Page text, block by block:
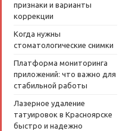
признаки и варианты
коррекции
Когда нужны
стоматологические снимки
Платформа мониторинга
приложений: что важно для
стабильной работы
Лазерное удаление
татуировок в Красноярске
быстро и надежно